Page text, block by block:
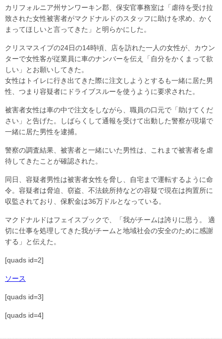
カリフォルニア州サンワーキン郡、保安官事務室は「虐待を受け拉
致された女性被害者がマクドナルドのスタッフに助けを求め、かく
まってほしいと言ってきた」と明らかにした。
クリスマスイブの24日の14時頃、店を訪れた一人の女性が、カウン
ターで女性客が従業員に車のナンバーを伝え「自分をかくまって欲
しい」とお願いしてきた。
女性はトイレに行き出てきた際に注文しようとするも一緒に居た男
性、つまり容疑者にドライブスルーを使うように要求された。
被害者女性は車の中で注文をしながら、職員の口元で「助けてくだ
さい」と告げた。しばらくして通報を受けて出動した警察が現場で
一緒に居た男性を逮捕。
警察の調査結果、被害者と一緒にいた男性は、これまで被害者を虐
待してきたことが確認された。
同日、容疑者男性は被害者女性を脅し、自宅まで運転するように命
令。容疑者は脅迫、窃盗、不法銃所持などの容疑で現在は拘置所に
収監されており、保釈金は36万ドルとなっている。
マクドナルドはフェイスブックで、「我がチームは誇りに思う。 適
切に仕事を処理してきた我がチームと地域社会の安全のために感謝
する」と伝えた。
[quads id=2]
ソース
[quads id=3]
[quads id=4]